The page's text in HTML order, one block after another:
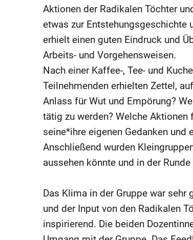
Aktionen der Radikalen Töchter
etwas zur Entstehungsgeschichte
erhielt einen guten Eindruck und
Arbeits- und Vorgehensweisen.
Nach einer Kaffee-, Tee- und
Teilnehmenden erhielten Zettel,
Anlass für Wut und Empörung?
tätig zu werden? Welche
seine*ihre eigenen Gedanken und
Anschließend wurden
aussehen könnte und in der
Das Klima in der Gruppe war sehr
und der Input von den Radikalen
inspirierend. Die beiden